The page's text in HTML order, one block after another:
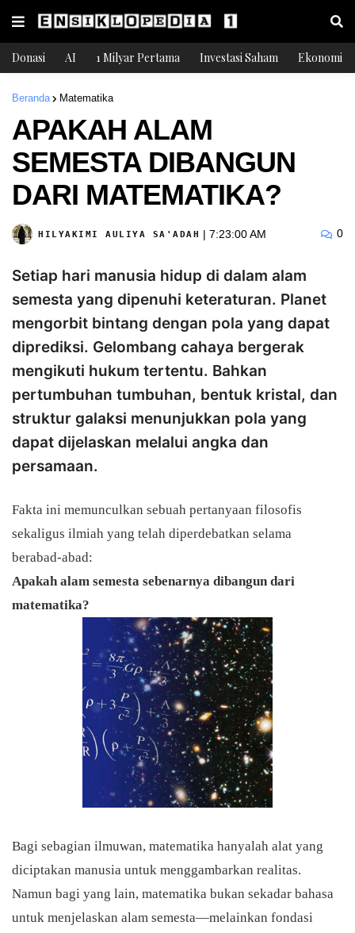
Donasi AI 1 Milyar Pertama Investasi Saham Ekonomi
Beranda Matematika
APAKAH ALAM
SEMESTA DIBANGUN
DARI MATEMATIKA?
HILYAKIMI AULIYA SA'ADAH | 7:23:00 AM 0
Setiap hari manusia hidup di dalam alam
semesta yang dipenuhi keteraturan. Planet
mengorbit bintang dengan pola yang dapat
diprediksi. Gelombang cahaya bergerak
mengikuti hukum tertentu. Bahkan
pertumbuhan tumbuhan, bentuk kristal, dan
struktur galaksi menunjukkan pola yang
dapat dijelaskan melalui angka dan
persamaan.
Fakta ini memunculkan sebuah pertanyaan filosofis
sekaligus ilmiah yang telah diperdebatkan selama
berabad-abad:
Apakah alam semesta sebenarnya dibangun dari
matematika?
Bagi sebagian ilmuwan, matematika hanyalah alat yang
diciptakan manusia untuk menggambarkan realitas.
Namun bagi yang lain, matematika bukan sekadar bahasa
untuk menjelaskan alam semesta—melainkan fondasi